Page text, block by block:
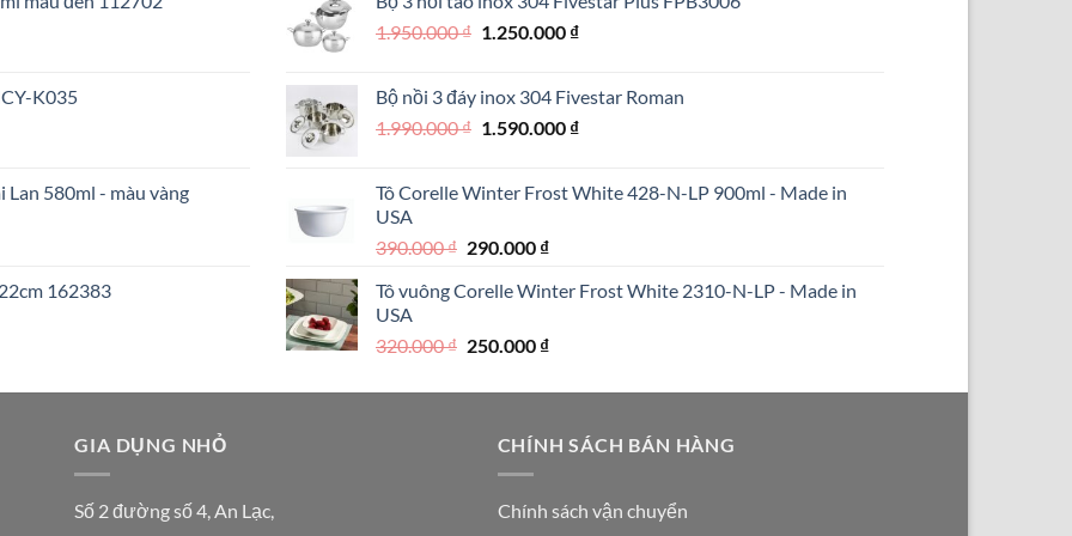
K035
Lan 580ml - màu vàng
162383
890.000 ₫.là:
690.000 ₫.
1.950.000₫ Giá
1.950.000 ₫.
1.250.000 ₫Giá
là:
1.250.000 ₫.
Bộ nồi 3 đáy inox 304 Fivestar Roman
1.990.000₫ Giá
1.990.000 ₫.
1.590.000 ₫Giá
là:
Tô Corelle Winter Frost White 428-N-LP 900ml - Made in
USA
390.000₫ Giá
là:
290.000 ₫Giá
tại
290.000 ₫.
Tô vuông Corelle Winter Frost White 2310-N-LP - Made in
USA
320.000₫ Giá
là:
250.000 ₫Giá
tại
250.000 ₫.
GIA DỤNG NHỎ
Số 2 đường số 4, An Lạc,
CHÍNH SÁCH BÁN HÀNG
Chính sách vận chuyển